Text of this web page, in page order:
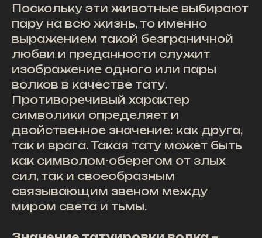
Поскольку эти животные выбирают
пару на всю жизнь, то именно
выражением такой безграничной
любви и преданности служит
изображение одного или пары
волков в качестве тату.
Противоречивый характер
символики определяет и
двойственное значение: как друга,
так и врага. Такая тату может быть
как символом-оберегом от злых
сил, так и своеобразным
связывающим звеном между
миром света и тьмы.